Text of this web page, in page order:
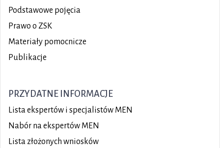
Podstawowe pojęcia
Prawo o ZSK
Materiały pomocnicze
Publikacje
PRZYDATNE INFORMACJE
Lista ekspertów i specjalistów MEN
Nabór na ekspertów MEN
Lista złożonych wniosków